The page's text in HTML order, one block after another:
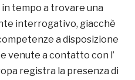
tempo a trovare una
interrogativo, giacchè
a disposizione
venute a contatto con l’
registra la presenza di